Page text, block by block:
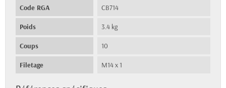
Code RGA CB714
Poids 3.4 kg
Coups 10
Filetage M14 x 1